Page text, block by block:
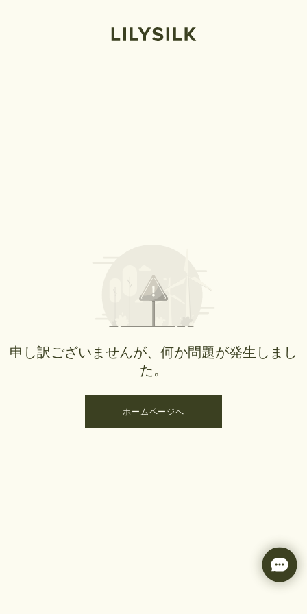
申し訳ございませんが、何か問題が発生しまし
た。
ホームページへ